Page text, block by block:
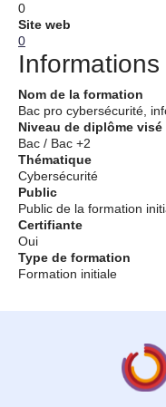
0
Site web
0
Nom de la formation
Bac pro cybersécurité,
Niveau de diplôme visé
Bac / Bac +2
Thématique
Cybersécurité
Public
Public de la formation
Certifiante
Oui
Type de formation
Formation initiale